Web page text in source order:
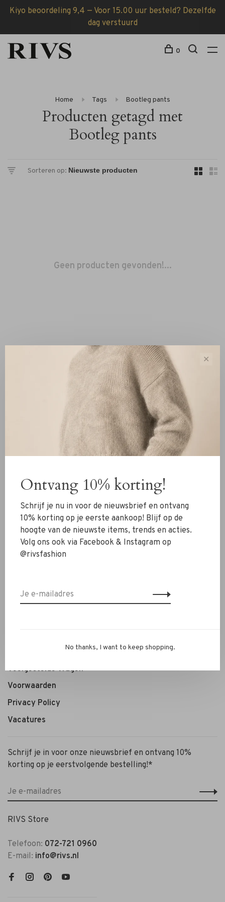
Kiyo beoordeling 9,4 — Voor 15.00 uur besteld? Dezelfde
dag verstuurd
0
Home Tags Bootleg pants
Producten getagd met
Bootleg pants
Sorteren op:
Geen producten gevonden!...
Toon 1 - 0 van 0
Schoenen
Sieraden
Accessoires
SALE
Contact
Personal Styling / Private Shopping
Veelgestelde vragen
Voorwaarden
Privacy Policy
Vacatures
Schrijf je in voor onze nieuwsbrief en ontvang 10%
korting op je eerstvolgende bestelling!*
RIVS Store
Telefoon: 072-721 0960
E-mail: info@rivs.nl
✕
Ontvang 10% korting!
Schrijf je nu in voor de nieuwsbrief en ontvang
10% korting op je eerste aankoop! Blijf op de
hoogte van de nieuwste items, trends en acties.
Volg ons ook via Facebook & Instagram op
@rivsfashion
No thanks, I want to keep shopping.